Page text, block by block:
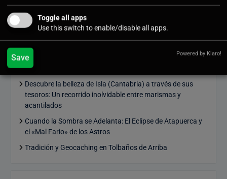
Últimas noticias
Cómo Vivir la Magia del Próximo Eclipse Solar Total del 12
de Agosto
¡Ya está aquí la nueva colección de Tesoros: Bingo 2026!
Descubre la belleza de Isla (Cantabria) a través de sus
tesoros: Un recorrido inolvidable entre marismas y
acantilados
Cuando la Sombra se Adelanta: El Eclipse de Atapuerca y
el «Mal Fario» de los Astros
Tradición y Geocaching en Tolbaños de Arriba
Toggle all apps
Use this switch to enable/disable all apps.
Save Powered by Klaro!